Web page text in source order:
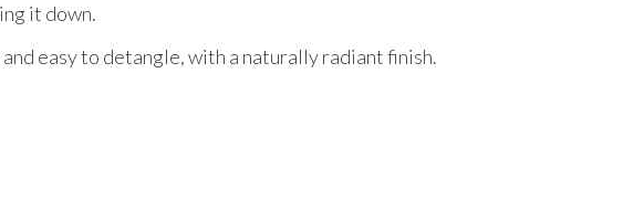
it down.
easy to detangle, with a naturally radiant finish.